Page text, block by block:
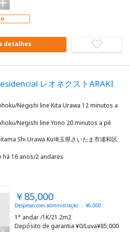
detalhes
レオネクストARAKI
Negishi line Kita Urawa 12 minutos a
Shi Urawa Ku埼玉県さいたま市浦和区
há 16 anos/2 andares
￥85,000
Despesas com administração ： ¥6,000
1° andar /1K/21.2m2
Depósito de garantia ¥0/Luva¥85,000